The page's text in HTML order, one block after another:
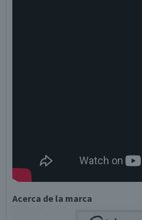
Acerca de la marca